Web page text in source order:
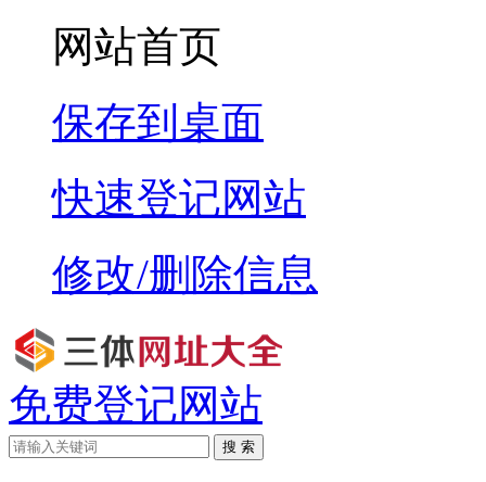
网站首页
保存到桌面
快速登记网站
修改/删除信息
免费登记网站
搜 索